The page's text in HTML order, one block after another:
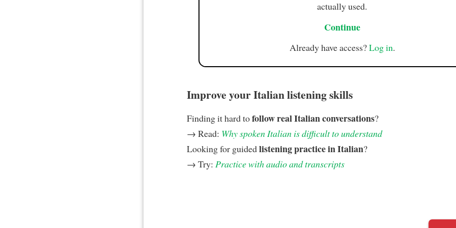
actually used.
Continue
Already have access?Log in.
Improve your Italian listening skills
Finding it hard tofollow real Italian conversations?
→ Read: Why spoken Italian is difficult to understand
Looking for guidedlistening practice in Italian?
→ Try: Practice with audio and transcripts